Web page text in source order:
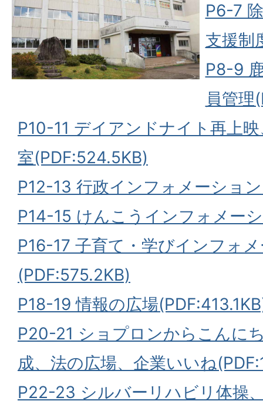
P6-7
支援制
P8-9
員管理
P10-11 デイアンドナイト再上
室(PDF:524.5KB)
P12-13 行政インフォメーショ
P14-15 けんこうインフォメー
P16-17 子育て・学びインフォ
(PDF:575.2KB)
P18-19 情報の広場
P20-21 ショプロンからこんに
成、法の広場、企業いいね
P22-23 シルバーリハビリ体操